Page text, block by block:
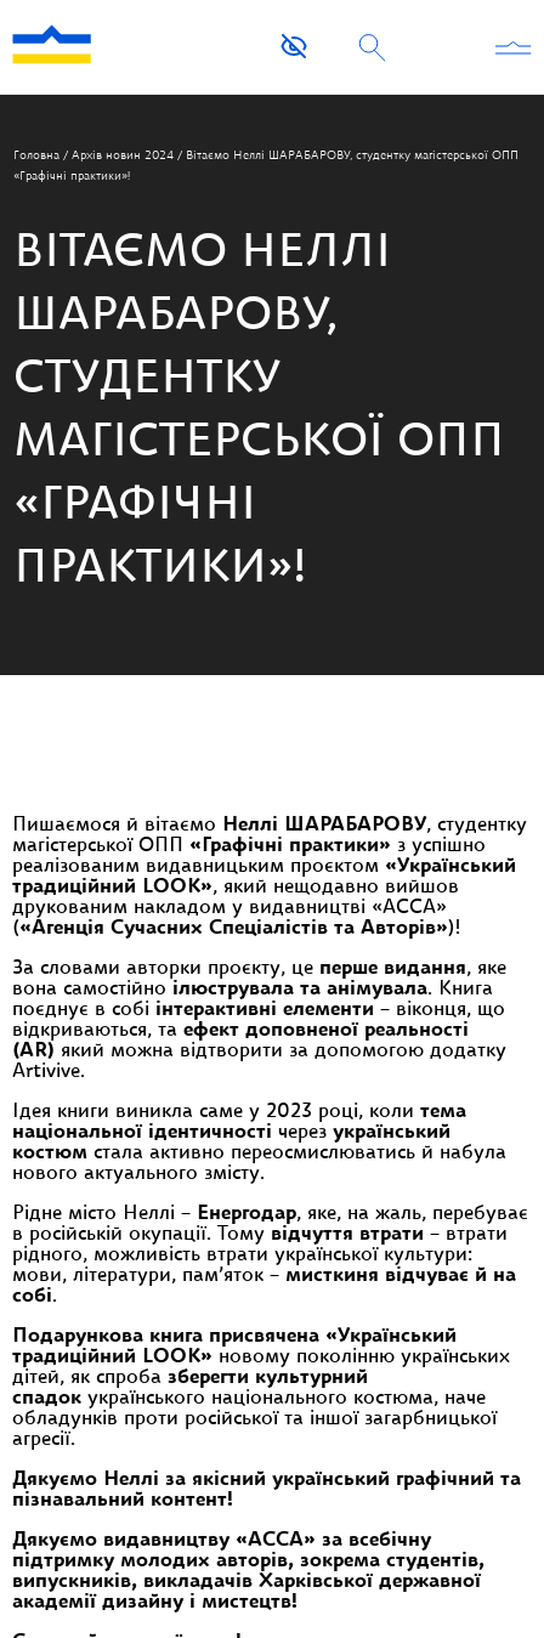
Головна / Архів новин 2024 / Вітаємо Неллі ШАРАБАРОВУ, студентку магістерської ОПП
«Графічні практики»!
ВІТАЄМО НЕЛЛІ
ШАРАБАРОВУ,
СТУДЕНТКУ
МАГІСТЕРСЬКОЇ ОПП
«ГРАФІЧНІ
ПРАКТИКИ»!
Пишаємося й вітаємо Неллі ШАРАБАРОВУ, студентку
магістерської ОПП «Графічні практики» з успішно
реалізованим видавницьким проєктом «Український
традиційний LOOK», який нещодавно вийшов
друкованим накладом у видавництві «АССА»
(«Агенція Сучасних Спеціалістів та Авторів»)!
За словами авторки проєкту, це перше видання, яке
вона самостійно ілюструвала та анімувала. Книга
поєднує в собі інтерактивні елементи – віконця, що
відкриваються, та ефект доповненої реальності
(АR) який можна відтворити за допомогою додатку
Artivive.
Ідея книги виникла саме у 2023 році, коли тема
національної ідентичності через український
костюм стала активно переосмислюватись й набула
нового актуального змісту.
Рідне місто Неллі − Енергодар, яке, на жаль, перебуває
в російській окупації. Тому відчуття втрати – втрати
рідного, можливість втрати української культури:
мови, літератури, пам’яток – мисткиня відчуває й на
собі.
Подарункова книга присвячена «Український
традиційний LOOK» новому поколінню українських
дітей, як спроба зберегти культурний
спадок українського національного костюма, наче
обладунків проти російської та іншої загарбницької
агресії.
Дякуємо Неллі за якісний український графічний та
пізнавальний контент!
Дякуємо видавництву «АССА» за всебічну
підтримку молодих авторів, зокрема студентів,
випускників, викладачів Харківської державної
академії дизайну і мистецтв!